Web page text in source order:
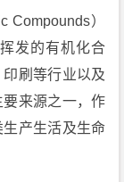
Compounds）
发的有机化合
刷等行业以及
来源之一，作
产生活及生命